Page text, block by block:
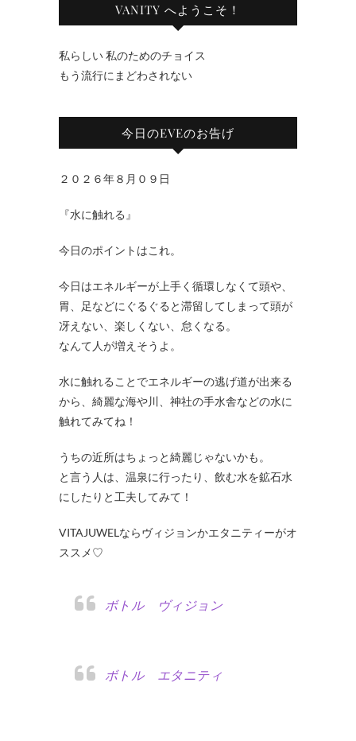
VANITY へようこそ！
私らしい 私のためのチョイス
もう流行にまどわされない
今日のEVEのお告げ
２０２６年８月０９日
『水に触れる』
今日のポイントはこれ。
今日はエネルギーが上手く循環しなくて頭や、
胃、足などにぐるぐると滞留してしまって頭が
冴えない、楽しくない、怠くなる。
なんて人が増えそうよ。
水に触れることでエネルギーの逃げ道が出来る
から、綺麗な海や川、神社の手水舎などの水に
触れてみてね！
うちの近所はちょっと綺麗じゃないかも。
と言う人は、温泉に行ったり、飲む水を鉱石水
にしたりと工夫してみて！
VITAJUWELならヴィジョンかエタニティーがオ
ススメ♡
ボトル ヴィジョン
ボトル エタニティ